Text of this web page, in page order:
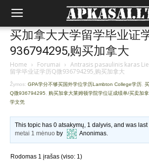
买加拿大大学留学毕业证
936794295,购买加拿大
Home › Forumai › Antrasis pasaulinis karas
留学毕业证学历Q微936794295,购买加拿大
Žymos: GPA学分不够买国外学位学历Lambton College学历
Q微936794295
购买加拿大莱姆顿学院学位证成绩单/买卖加
学文凭
This topic has 0 atsakymų, 1 dalyvis, and was
metai 1 mėnuo by Anonimas.
Rodomas 1 įrašas (viso: 1)